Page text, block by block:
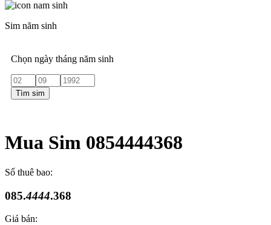
Sim năm sinh
Chọn ngày tháng năm sinh
Tìm sim
Mua Sim 0854444368
Số thuê bao:
085.4444.368
Giá bán: